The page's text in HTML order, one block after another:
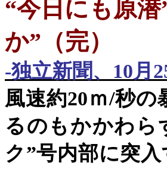
“今日にも原
か”（完）
-独立新聞、 10月
風速約20ｍ/秒の
るのもかかわら
ク”号内部に突